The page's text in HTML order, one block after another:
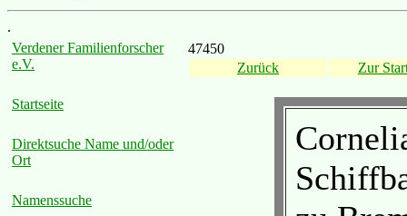
.
Verdener Familienforscher
e.V.
Startseite
Direktsuche Name und/oder
Ort
Namenssuche
47450
Zurück
Zur